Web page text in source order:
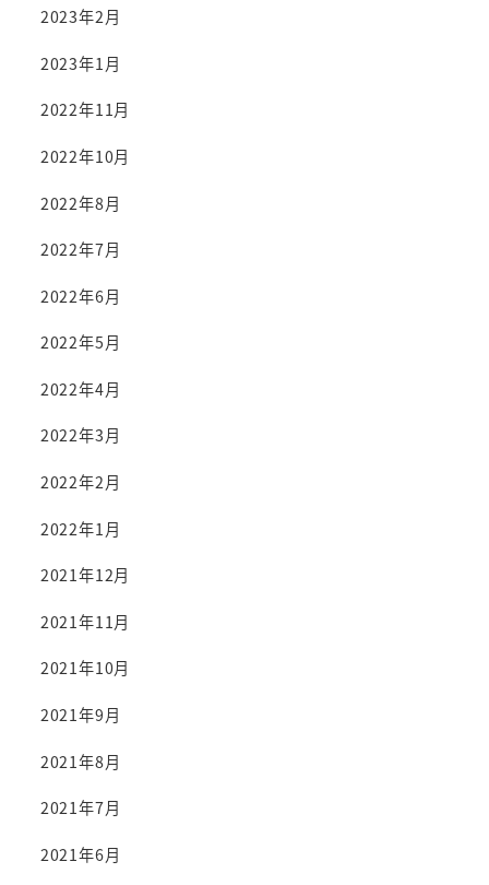
2023年2月
2023年1月
2022年11月
2022年10月
2022年8月
2022年7月
2022年6月
2022年5月
2022年4月
2022年3月
2022年2月
2022年1月
2021年12月
2021年11月
2021年10月
2021年9月
2021年8月
2021年7月
2021年6月